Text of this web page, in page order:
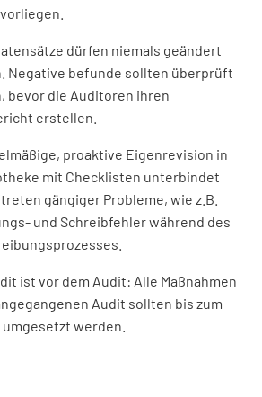
dürfen niemals geändert
Negative befunde sollten überprüft
bevor die Auditoren ihren
erstellen.
proaktive Eigenrevision in
mit Checklisten unterbindet
gängiger Probleme, wie z.B.
und Schreibfehler während des
ist vor dem Audit: Alle Maßnahmen
Audit sollten bis zum
werden.